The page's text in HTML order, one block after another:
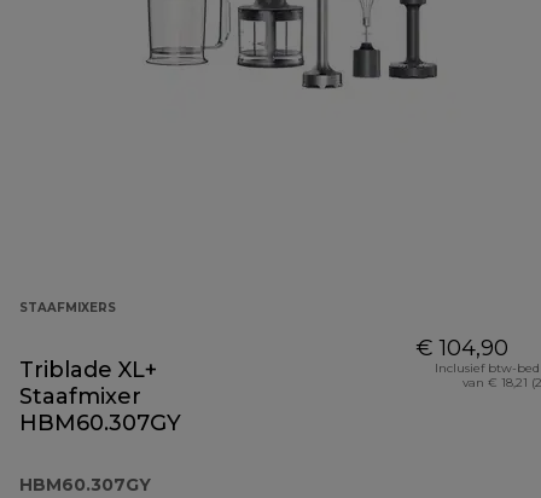
STAAFMIXERS
Triblade XL+
Staafmixer
HBM60.307GY
HBM60.307GY
€ 104,90
Inclusief btw-
van € 18,21